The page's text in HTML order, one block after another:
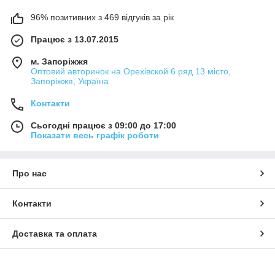
96% позитивних з 469 відгуків за рік
Працює з 13.07.2015
м. Запоріжжя
Оптовий авторинок на Орехівской 6 ряд 13 місто,
Запоріжжя, Україна
Контакти
Сьогодні працює з 09:00 до 17:00
Показати весь графік роботи
Про нас
Контакти
Доставка та оплата